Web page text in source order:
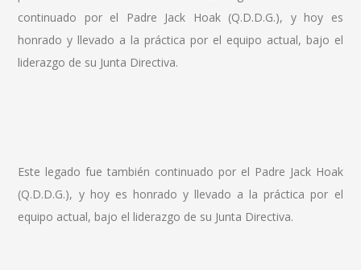
continuado por el Padre Jack Hoak (Q.D.D.G.), y hoy es
honrado y llevado a la práctica por el equipo actual, bajo el
liderazgo de su Junta Directiva.
Este legado fue también continuado por el Padre Jack Hoak
(Q.D.D.G.), y hoy es honrado y llevado a la práctica por el
equipo actual, bajo el liderazgo de su Junta Directiva.